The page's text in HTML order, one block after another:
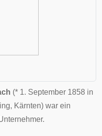
(* 1. September 1858 in
, Kärnten) war ein
.